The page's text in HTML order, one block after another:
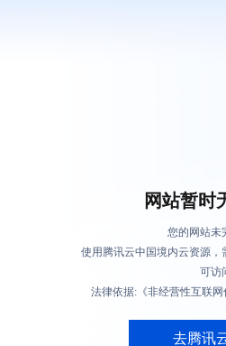
网站暂时
您的网站未
使用腾讯云中国境内云资源
可访
法律依据:《非经营性互联网
去腾讯